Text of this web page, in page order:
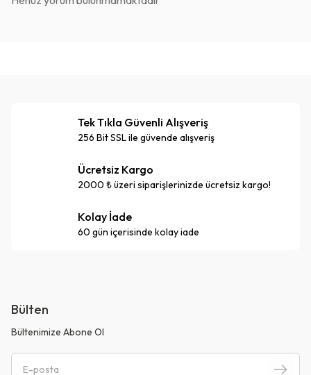
Tek Tıkla Güvenli Alışveriş
256 Bit SSL ile güvende alışveriş
Ücretsiz Kargo
2000 ₺ üzeri siparişlerinizde ücretsiz kargo!
Kolay İade
60 gün içerisinde kolay iade
Bülten
Bültenimize Abone Ol